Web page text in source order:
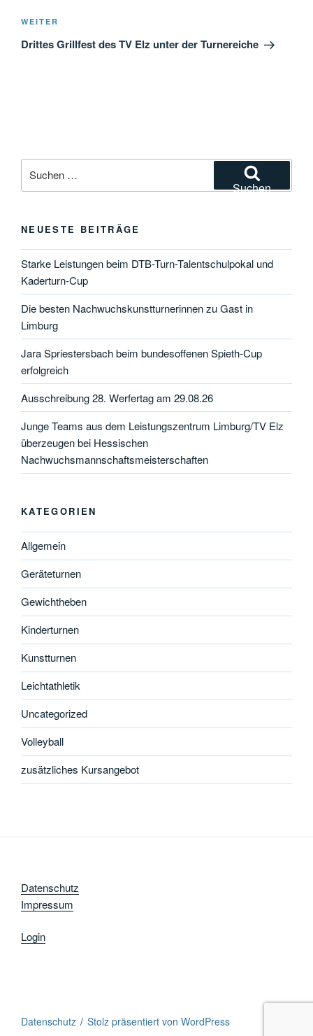
Nächster
Beitrag
WEITER
Drittes Grillfest des TV Elz unter der Turnereiche
nach:
Suchen
NEUESTE BEITRÄGE
Starke Leistungen beim DTB-Turn-Talentschulpokal und
Kaderturn-Cup
Die besten Nachwuchskunstturnerinnen zu Gast in
Limburg
Jara Spriestersbach beim bundesoffenen Spieth-Cup
erfolgreich
Ausschreibung 28. Werfertag am 29.08.26
Junge Teams aus dem Leistungszentrum Limburg/TV Elz
überzeugen bei Hessischen
Nachwuchsmannschaftsmeisterschaften
KATEGORIEN
Allgemein
Geräteturnen
Gewichtheben
Kinderturnen
Kunstturnen
Leichtathletik
Uncategorized
Volleyball
zusätzliches Kursangebot
Datenschutz
Impressum
Login
Datenschutz Stolz präsentiert von WordPress